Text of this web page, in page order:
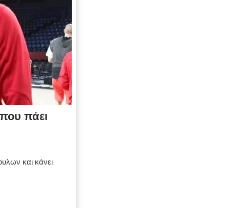
πάει
και κάνει